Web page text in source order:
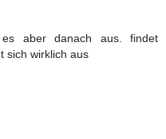
aber danach aus. findet
sich wirklich aus